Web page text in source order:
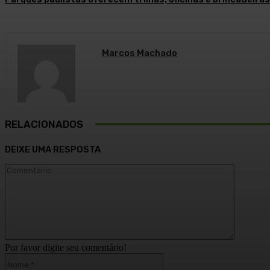
Marcos Machado
RELACIONADOS
DEIXE UMA RESPOSTA
Por favor digite seu comentário!